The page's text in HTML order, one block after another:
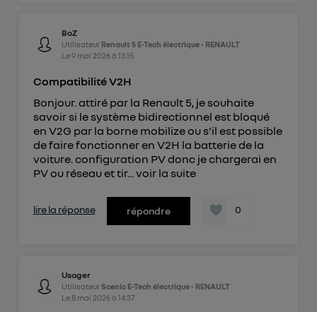
BoZ
Utilisateur Renault 5 E-Tech électrique - RENAULT
Le9 mai 2026à 13:15
Compatibilité V2H
Bonjour. attiré par la Renault 5, je souhaite
savoir si le système bidirectionnel est bloqué
en V2G par la borne mobilize ou s'il est possible
de faire fonctionner en V2H la batterie de la
voiture. configuration PV donc je chargerai en
PV ou réseau et tir... voir la suite
lire la réponse répondre 0
Usager
UtilisateurScenic E-Tech électrique - RENAULT
Le 8 mai 2026à 14:37